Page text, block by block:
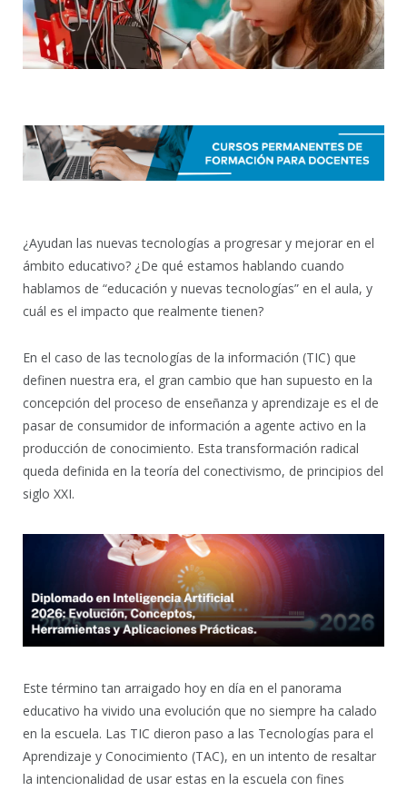
¿Ayudan las nuevas tecnologías a progresar y mejorar en el
ámbito educativo? ¿De qué estamos hablando cuando
hablamos de “educación y nuevas tecnologías” en el aula, y
cuál es el impacto que realmente tienen?
En el caso de las tecnologías de la información (TIC) que
definen nuestra era, el gran cambio que han supuesto en la
concepción del proceso de enseñanza y aprendizaje es el de
pasar de consumidor de información a agente activo en la
producción de conocimiento. Esta transformación radical
queda definida en la teoría del conectivismo, de principios del
siglo XXI.
Este término tan arraigado hoy en día en el panorama
educativo ha vivido una evolución que no siempre ha calado
en la escuela. Las TIC dieron paso a las Tecnologías para el
Aprendizaje y Conocimiento (TAC), en un intento de resaltar
la intencionalidad de usar estas en la escuela con fines